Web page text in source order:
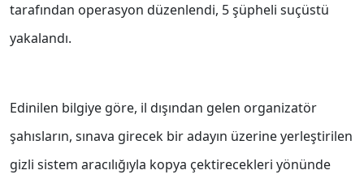
tarafından operasyon düzenlendi, 5 şüpheli suçüstü
yakalandı.
Edinilen bilgiye göre, il dışından gelen organizatör
şahısların, sınava girecek bir adayın üzerine yerleştirilen
gizli sistem aracılığıyla kopya çektirecekleri yönünde